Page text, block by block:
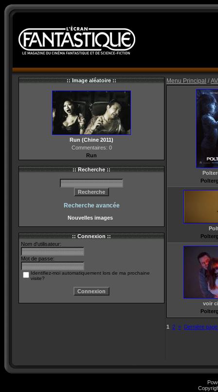
:: Image aléatoire ::
Run (Chine 2011)
Commentaires: 0
Run
:: Recherche ::
Recherche avancée
Nouvelles images
:: Connexion ::
Nom d'utilisateur:
Mot de passe:
Identifiez-moi automatiquement lors de ma prochaine
visite?
Menu Principal /
voir
1 2 » Dernière